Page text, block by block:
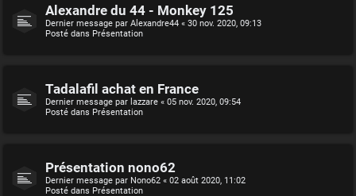
Alexandre du 44 - Monkey 125
Dernier message par Alexandre44 « 30 nov. 2020, 09:13
Posté dans Présentation
Tadalafil achat en France
Dernier message par lazzare « 05 nov. 2020, 09:54
Posté dans Présentation
Présentation nono62
Dernier message par Nono62 « 02 août 2020, 11:02
Posté dans Présentation